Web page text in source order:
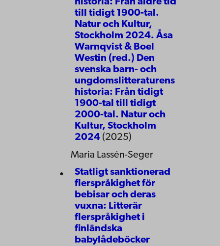
historia: Från äldre tid
till tidigt 1900-tal.
Natur och Kultur,
Stockholm 2024. Åsa
Warnqvist & Boel
Westin (red.) Den
svenska barn- och
ungdomslitteraturens
historia: Från tidigt
1900-tal till tidigt
2000-tal. Natur och
Kultur, Stockholm
2024 (2025)
Maria Lassén-Seger
Statligt sanktionerad
flerspråkighet för
bebisar och deras
vuxna: Litterär
flerspråkighet i
finländska
babylådeböcker